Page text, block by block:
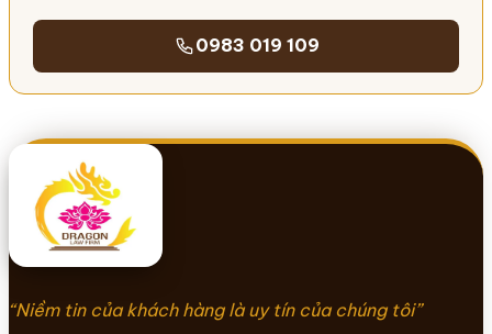
0983 019 109
“Niềm tin của khách hàng là uy tín của chúng tôi”